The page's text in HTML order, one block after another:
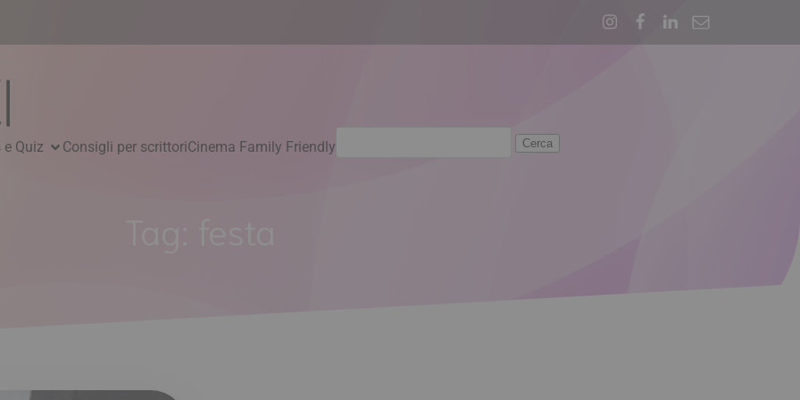
e Quiz Consigli per scrittoriCinema Family Friendlyper: